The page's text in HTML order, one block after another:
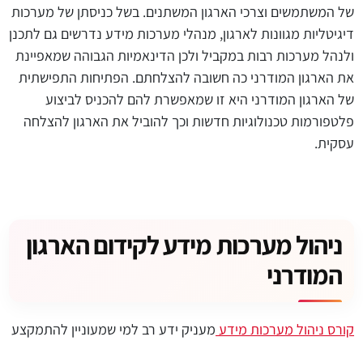
של המשתמשים וצרכי הארגון המשתנים. בשל כניסתן של מערכות
דיגיטליות מגוונות לארגון, מנהלי מערכות מידע נדרשים גם לתכנן
ולנהל מערכות רבות במקביל ולכן הדינאמיות הגבוהה שמאפיינת
את הארגון המודרני כה חשובה להצלחתם. הפתיחות התפישתית
של הארגון המודרני היא זו שמאפשרת להם להכניס לביצוע
פלטפורמות טכנולוגיות חדשות וכך להוביל את הארגון להצלחה
עסקית.
ניהול מערכות מידע לקידום הארגון
המודרני
קורס ניהול מערכות מידע מעניק ידע רב למי שמעוניין להתמקצע